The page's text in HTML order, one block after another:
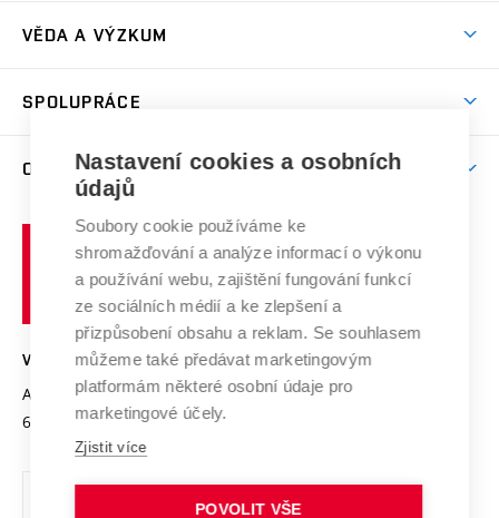
Sport na VUT
Brno
Dny otevřených dveří
Celoživotní vzdělávání
E-přihláška
Harmonogram akademického roku
Závěrečné práce
Doktorské studium
Zpracování osobních údajů studentů
Sociální bezpečí
Studium bez bariér
Podpora podnikání
VĚDA A VÝZKUM
Mezinárodní vědecká rada
Systém zajišťování kvality výzkumu
Výzkumné infrastruktury
Transfer znalostí
Open Science
Projekty
Projekty ze strukturálních fondů
Specifický výzkum
SPOLUPRÁCE
Zahraniční spolupráce
Spolupráce se školami
Služby univerzity
Mezinárodní dohody
Univerzitní sítě
O UNIVERZITĚ
Profil univerzity
Udržitelná univerzita
Podnikavá univerzita / ContriBUTe
Bezpečná univerzita
Vyznamenání
Organizační struktura
Ochrana osobních údajů
učení
technické
VYSOKÉ UČENÍ TECHNICKÉ V BRNĚ
Antonínská 548/1
602 00 Brno
www.vut.cz
vut@vutbr.cz
Nastavení cookies a osobních
údajů
Soubory cookie používáme ke
shromažďování a analýze informací o výkonu
a používání webu, zajištění fungování funkcí
ze sociálních médií a ke zlepšení a
přizpůsobení obsahu a reklam. Se souhlasem
můžeme také předávat marketingovým
platformám některé osobní údaje pro
marketingové účely.
Zjistit více
POVOLIT VŠE